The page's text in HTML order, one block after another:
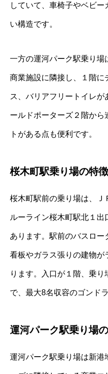
していて、車椅子やベビ
い構造です。
一方の運河パーク駅乗り
商業施設に隣接し、１階に
ス、バリアフリートイレ
ールドポーターズ２階か
トがある点も便利です。
桜木町駅乗り場の特徴
桜木町駅前の乗り場は、
ルーライン桜木町駅北１
あります。駅前のバスロ
看板やガラス張りの建物が
ります。入口が１階、乗
で、最大8名収容のゴンド
運河パーク駅乗り場
運河パーク駅乗り場は新港